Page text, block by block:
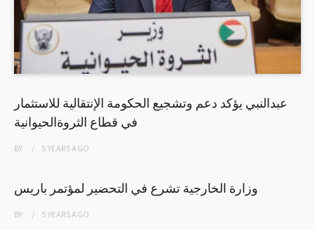
عبدالنبي يؤكد دعم وتشجيع الحكومة الإنتقالية للاستثمار
في قطاع الثروةالحيوانية
BY 5 YEARSAGO
وزارة الخارجية تشرع في التحضير لمؤتمر باريس
BY 5 YEARSAGO